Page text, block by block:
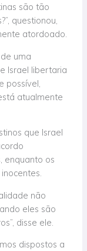
são tão
questionou,
atordoado.
uma
Israel libertaria
possível,
atualmente
que Israel
enquanto os
não
eles são
disse ele.
dispostos a